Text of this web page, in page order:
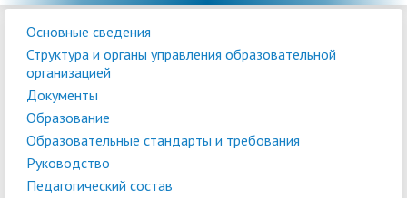
Основные сведения
Структура и органы управления образовательной
организацией
Документы
Образование
Образовательные стандарты и требования
Руководство
Педагогический состав